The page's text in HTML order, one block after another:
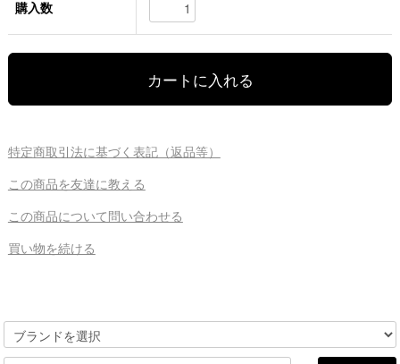
購入数
特定商取引法に基づく表記（返品等）
この商品を友達に教える
この商品について問い合わせる
買い物を続ける